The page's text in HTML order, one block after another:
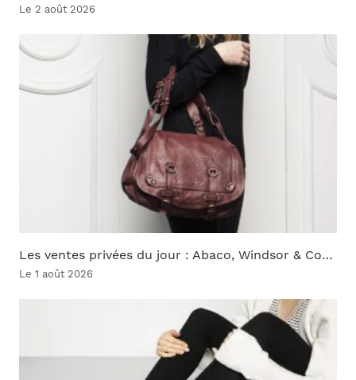
Le 2 août 2026
Les ventes privées du jour : Abaco, Windsor & Co…
Le 1 août 2026